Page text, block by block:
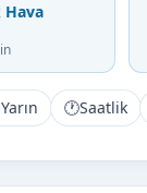
Hava
Yarın 🕐Saatlik